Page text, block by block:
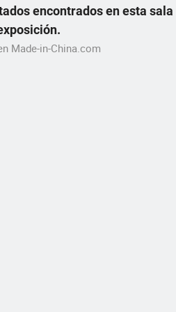
encontrados en esta sala
Made-in-China.com